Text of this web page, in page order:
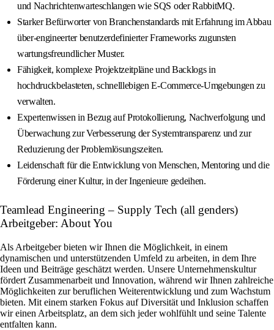
und Nachrichtenwarteschlangen wie SQS oder RabbitMQ.
Starker Befürworter von Branchenstandards mit Erfahrung im Abbau
über-engineerter benutzerdefinierter Frameworks zugunsten
wartungsfreundlicher Muster.
Fähigkeit, komplexe Projektzeitpläne und Backlogs in
hochdruckbelasteten, schnelllebigen E-Commerce-Umgebungen zu
verwalten.
Expertenwissen in Bezug auf Protokollierung, Nachverfolgung und
Überwachung zur Verbesserung der Systemtransparenz und zur
Reduzierung der Problemlösungszeiten.
Leidenschaft für die Entwicklung von Menschen, Mentoring und die
Förderung einer Kultur, in der Ingenieure gedeihen.
Teamlead Engineering – Supply Tech (all genders)
Arbeitgeber: About You
Als Arbeitgeber bieten wir Ihnen die Möglichkeit, in einem
dynamischen und unterstützenden Umfeld zu arbeiten, in dem Ihre
Ideen und Beiträge geschätzt werden. Unsere Unternehmenskultur
fördert Zusammenarbeit und Innovation, während wir Ihnen zahlreiche
Möglichkeiten zur beruflichen Weiterentwicklung und zum Wachstum
bieten. Mit einem starken Fokus auf Diversität und Inklusion schaffen
wir einen Arbeitsplatz, an dem sich jeder wohlfühlt und seine Talente
entfalten kann.